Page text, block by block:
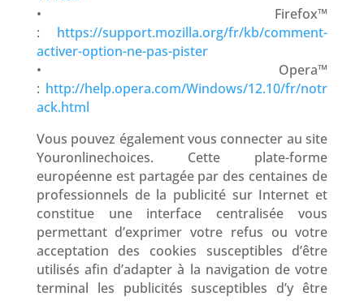
• Firefox™
: https://support.mozilla.org/fr/kb/comment-
activer-option-ne-pas-pister
• Opera™
: http://help.opera.com/Windows/12.10/fr/notr
ack.html
Vous pouvez également vous connecter au site
Youronlinechoices. Cette plate-forme
européenne est partagée par des centaines de
professionnels de la publicité sur Internet et
constitue une interface centralisée vous
permettant d’exprimer votre refus ou votre
acceptation des cookies susceptibles d’être
utilisés afin d’adapter à la navigation de votre
terminal les publicités susceptibles d’y être